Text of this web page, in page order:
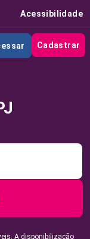
Acessibilidade
Cadastrar
A disponibilização